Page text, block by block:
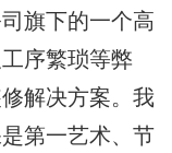
旗下的一个高
序繁琐等弊
解决方案。我
第一艺术、节